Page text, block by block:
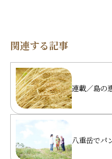
関連する記事
連載／島
八重岳でパ